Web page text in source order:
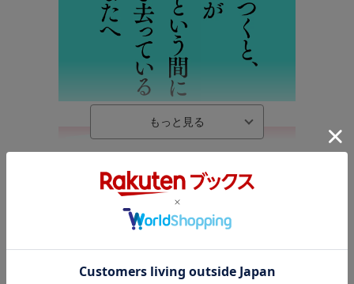
内容紹介（JPROより）
「気がつくと、1日が終わっていた」がなくなる。 時間が足りな
いという不安を断ち、自分の時間を取り戻すための時間の使い